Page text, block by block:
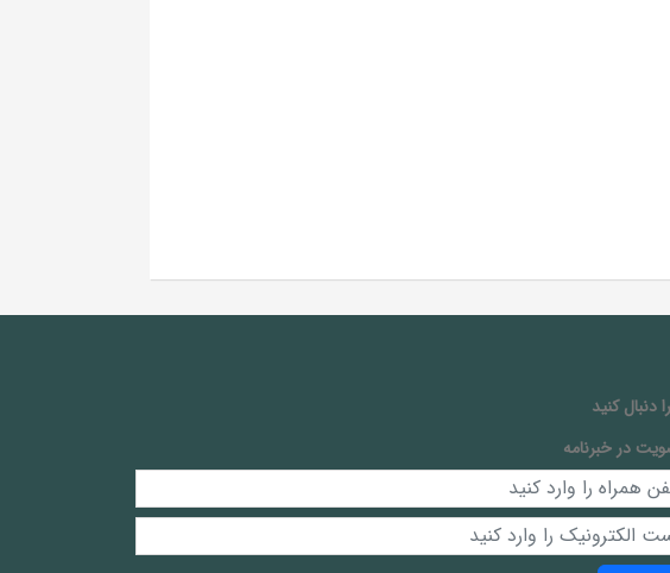
دنبال کنيد
در خبرنامه